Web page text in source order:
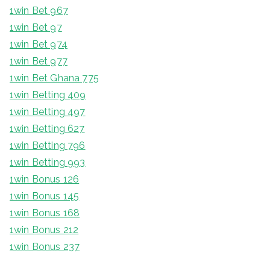
1win Bet 967
1win Bet 97
1win Bet 974
1win Bet 977
1win Bet Ghana 775
1win Betting 409
1win Betting 497
1win Betting 627
1win Betting 796
1win Betting 993
1win Bonus 126
1win Bonus 145
1win Bonus 168
1win Bonus 212
1win Bonus 237